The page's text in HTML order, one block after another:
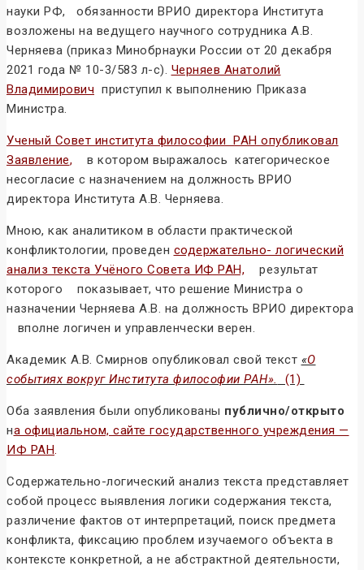
науки РФ, обязанности ВРИО директора Института
возложены на ведущего научного сотрудника А.В.
Черняева (приказ Минобрнауки России от 20 декабря
2021 года № 10-3/583 л-с). Черняев Анатолий
Владимирович приступил к выполнению Приказа
Министра.
Ученый Совет института философии РАН опубликовал
Заявление, в котором выражалось категорическое
несогласие с назначением на должность ВРИО
директора Института А.В. Черняева.
Мною, как аналитиком в области практической
конфликтологии, проведен содержательно- логический
анализ текста Учёного Совета ИФ РАН, результат
которого показывает, что решение Министра о
назначении Черняева А.В. на должность ВРИО директора
вполне логичен и управленчески верен.
Академик А.В. Смирнов опубликовал свой текст «О
событиях вокруг Института философии РАН».
(1)
Оба заявления были опубликованы публично/открыто
на официальном, сайте государственного учреждения —
ИФ РАН.
Содержательно-логический анализ текста представляет
собой процесс выявления логики содержания текста,
различение фактов от интерпретаций, поиск предмета
конфликта, фиксацию проблем изучаемого объекта в
контексте конкретной, а не абстрактной деятельности,